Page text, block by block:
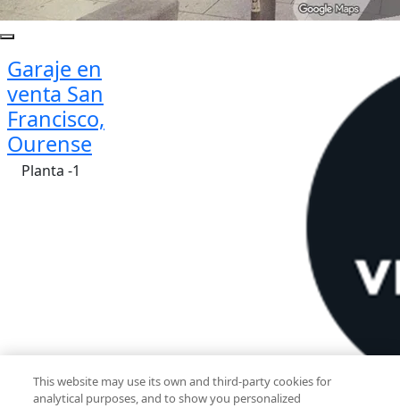
Garaje en
venta San
Francisco,
Ourense
Planta -1
This website may use its own and third-party cookies for
analytical purposes, and to show you personalized